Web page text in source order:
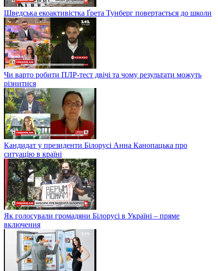
Шведська екоактивістка Ґрета Тунберг повертається до школи
Чи варто робити ПЛР-тест двічі та чому результати можуть
різнитися
Кандидат у президенти Білорусі Анна Канопацька про
ситуацію в країні
Як голосували громадяни Білорусі в Україні – пряме
включення